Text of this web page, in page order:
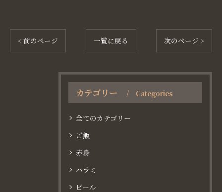
< 前のページ 一覧に戻る 次のページ >
カテゴリー Categories
全てのカテゴリー
ご飯
赤身
ハラミ
ビール